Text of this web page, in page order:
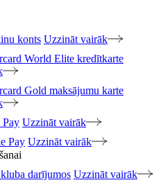
konts Uzzināt vairāk
World Elite kredītkarte
Gold maksājumu karte
Pay Uzzināt vairāk
Pay Uzzināt vairāk
darījumos Uzzināt vairāk